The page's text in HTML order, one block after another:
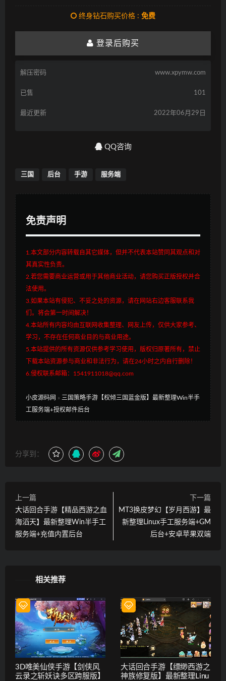
终身钻石购买价格 : 免费
登录后购买
解压密码 www.xpymw.com
已售 101
最近更新 2022年06月29日
QQ咨询
三国 后台 手游 服务端
免责声明
1.本文部分内容转载自其它媒体，但并不代表本站赞同其观点和对
其真实性负责。
2.若您需要商业运营或用于其他商业活动，请您购买正版授权并合
法使用。
3.如果本站有侵犯、不妥之处的资源，请在网站右边客服联系我
们。将会第一时间解决！
4.本站所有内容均由互联网收集整理、网友上传，仅供大家参考、
学习，不存在任何商业目的与商业用途。
5.本站提供的所有资源仅供参考学习使用，版权归原著所有，禁止
下载本站资源参与商业和非法行为，请在24小时之内自行删除！
6.侵权联系邮箱：1541911018@qq.com
小皮源码网 » 三国策略手游【权倾三国蓝金版】最新整理Win半手
工服务端+授权邮件后台
分享到：
上一篇
大话回合手游【精品西游之血
海滔天】最新整理Win半手工
服务端+充值内置后台
下一篇
MT3换皮梦幻【岁月西游】最
新整理Linux手工服务端+GM
后台+安卓苹果双端
相关推荐
3D唯美仙侠手游【剑侠风
云录之斩妖诀多区跨服版】
大话回合手游【缥缈西游之
神族修复版】最新整理Linu